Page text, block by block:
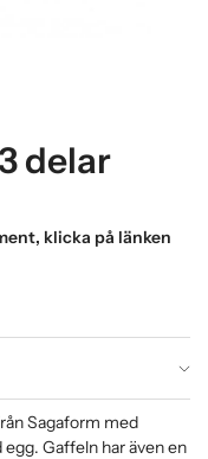
delar
klicka på länken
Sagaform med
Gaffeln har även en